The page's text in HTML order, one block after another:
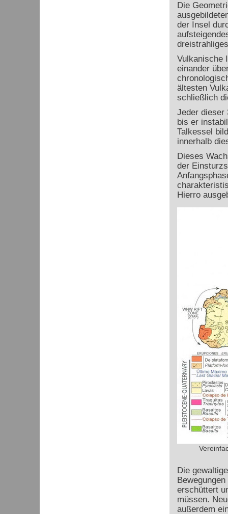
Die
der Insel
Vulkanische
einander
ältesten
schließlich
Jeder dieser
bis er
Talkessel
innerhalb
Dieses
der
Hierro
Die
erschüttert
müssen.
außerdem